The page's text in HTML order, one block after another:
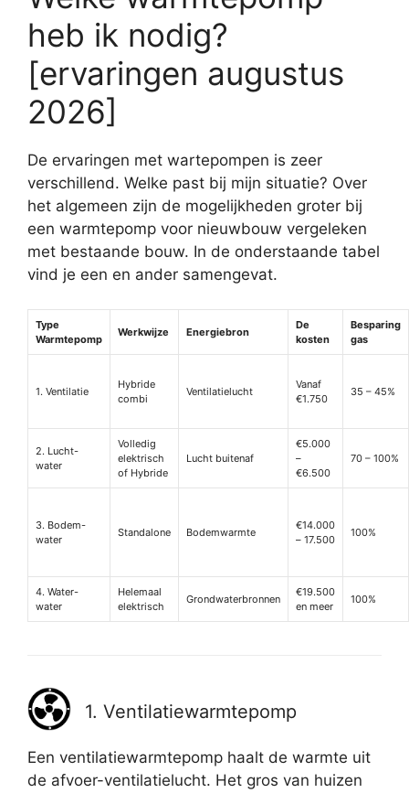
heb ik nodig?
[ervaringen augustus
2026]
De ervaringen met wartepompen is zeer
verschillend. Welke past bij mijn situatie? Over
het algemeen zijn de mogelijkheden groter bij
een warmtepomp voor nieuwbouw vergeleken
met bestaande bouw. In de onderstaande tabel
vind je een en ander samengevat.
Type
Warmtepomp
Werkwijze Energiebron
De
kosten
Besparing
gas
1. Ventilatie
Hybride
combi
Ventilatielucht
Vanaf
€1.750
35 – 45%
2. Lucht-
water
Volledig
elektrisch
of Hybride
Lucht buitenaf
€5.000
–
€6.500
70 – 100%
3. Bodem-
water
Standalone Bodemwarmte
€14.000
– 17.500
100%
4. Water-
water
Helemaal
elektrisch
Grondwaterbronnen
€19.500
en meer
100%
1. Ventilatiewarmtepomp
Een ventilatiewarmtepomp haalt de warmte uit
de afvoer-ventilatielucht. Het gros van huizen